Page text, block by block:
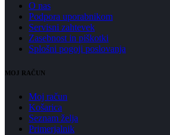
O nas
Podpora uporabnikom
Servisni zahtevek
Zasebnost in piškotki
Splošni pogoji poslovanja
MOJ RAČUN
Moj račun
Košarica
Seznam želja
Primerjalnik